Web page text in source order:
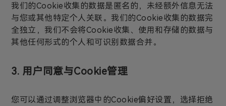
我们的Cookie收集的数据是匿名的，未经额外信息无法
与您或其他特定个人关联。我们的Cookie收集的数据完
全独立，我们不会将Cookie收集、使用和存储的数据与
其他任何形式的个人和可识别数据合并。
3. 用户同意与Cookie管理
您可以通过调整浏览器中的Cookie偏好设置，选择拒绝